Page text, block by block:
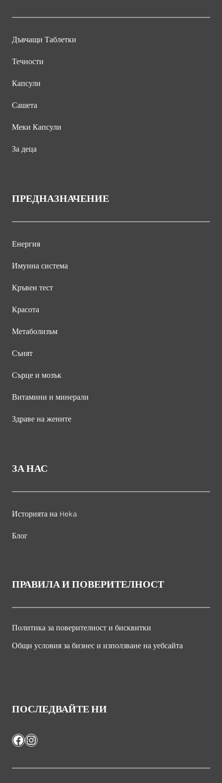
Дъвчащи Таблетки
Течности
Капсули
Сашета
Меки Капсули
За деца
ПРЕДНАЗНАЧЕНИЕ
Енергия
Имунна система
Кръвен тест
Красота
Метаболизъм
Сънят
Сърце и мозък
Витамини и минерали
Здраве на жените
ЗА НАС
Историята на Heka
Блог
ПРАВИЛА И ПОВЕРИТЕЛНОСТ
Политика за поверителност и бисквитки
Общи условия за бизнес и използване на уебсайта
ПОСЛЕДВАЙТЕ НИ
Facebook
Instagram